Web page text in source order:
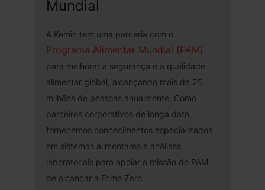
Mundial
A Kemin tem uma parceria com o
Programa Alimentar Mundial (PAM)
para melhorar a segurança e a qualidade
alimentar global, alcançando mais de 25
milhões de pessoas anualmente. Como
parceiros corporativos de longa data,
fornecemos conhecimentos especializados
em sistemas alimentares e análises
laboratoriais para apoiar a missão do PAM
de alcançar a Fome Zero.